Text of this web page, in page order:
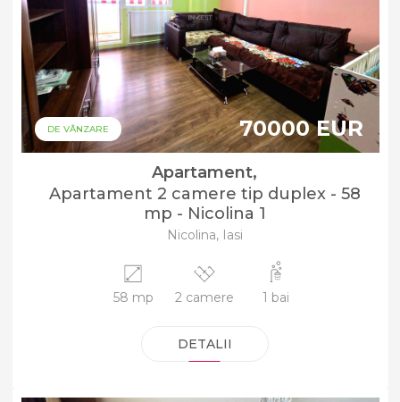
DE VÂNZARE 70000 EUR
Apartament,
Apartament 2 camere tip duplex - 58
mp - Nicolina 1
Nicolina, Iasi
58 mp 2 camere 1 bai
DETALII